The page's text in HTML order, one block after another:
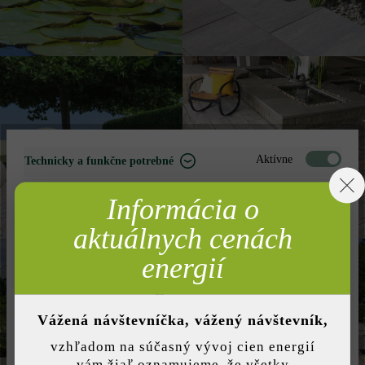
Technicky a funkčne potrebné Aktívne
Neaktívne
Komfort (funkčnosť stránky)
Uložiť individuálne nastavenie
Informácia o
aktuálnych cenách
energií
Vážená návštevníčka, vážený návštevník,
vzhľadom na súčasný vývoj cien energií